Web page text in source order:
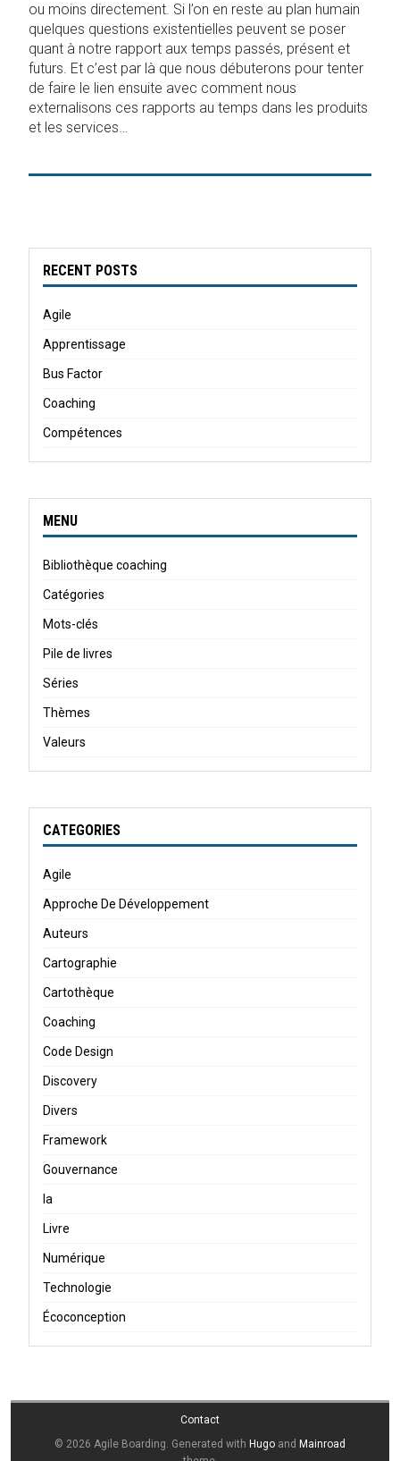
ou moins directement. Si l’on en reste au plan humain
quelques questions existentielles peuvent se poser
quant à notre rapport aux temps passés, présent et
futurs. Et c’est par là que nous débuterons pour tenter
de faire le lien ensuite avec comment nous
externalisons ces rapports au temps dans les produits
et les services…
RECENT POSTS
Agile
Apprentissage
Bus Factor
Coaching
Compétences
MENU
Bibliothèque coaching
Catégories
Mots-clés
Pile de livres
Séries
Thèmes
Valeurs
CATEGORIES
Agile
Approche De Développement
Auteurs
Cartographie
Cartothèque
Coaching
Code Design
Discovery
Divers
Framework
Gouvernance
Ia
Livre
Numérique
Technologie
Écoconception
Contact
© 2026 Agile Boarding. Generated with Hugo and Mainroad